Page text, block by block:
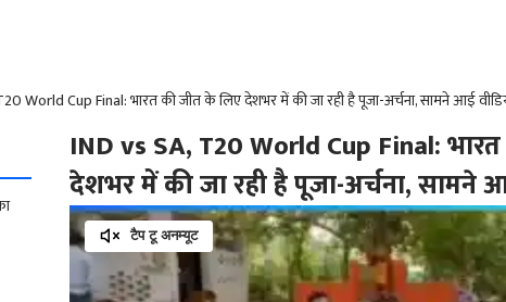
World Cup Final: भारत की जीत के लिए देशभर में की जा रही है पूजा-अर्चना, सामने आई
IND vs SA, T20 World Cup Final:
देशभर में की जा रही है पूजा-अर्चना, सामने
टैप टू अनम्यूट